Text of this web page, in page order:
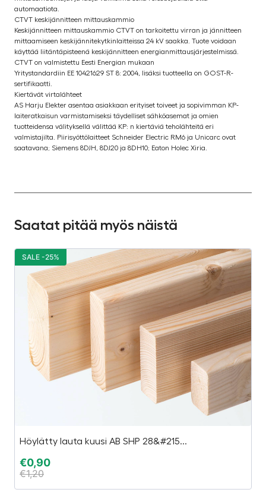
automaatiota.
CTVT keskijännitteen mittauskammio
Keskijännitteen mittauskammio CTVT on tarkoitettu virran ja jännitteen
mittaamiseen keskijännitekytkinlaitteissa 24 kV saakka. Tuote voidaan
käyttää liitäntäpisteenä keskijännitteen energianmittausjärjestelmissä.
CTVT on valmistettu Eesti Energian mukaan
Yritystandardiin EE 10421629 ST 8: 2004, lisäksi tuotteella on GOST-R-
sertifikaatti.
Kiertävät virtalähteet
AS Harju Elekter asentaa asiakkaan erityiset toiveet ja sopivimman KP-
laiteratkaisun varmistamiseksi täydelliset sähköasemat ja omien
tuotteidensa välityksellä välittää KP: n kiertäviä teholähteitä eri
valmistajilta. Piirisyöttölaitteet Schneider Electric RM6 ja Unicarc ovat
saatavana; Siemens 8DJH, 8DJ20 ja 8DH10; Eaton Holec Xiria.
Saatat pitää myös näistä
Höylätty lauta kuusi AB SHP 28&#215...
€0,90
€1,20
SALE -25%